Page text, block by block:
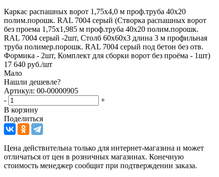
Каркас распашных ворот 1,75х4,0 м проф.труба 40х20
полим.порошк. RAL 7004 серый (Створка распашных ворот
без проема 1,75х1,985 м проф.труба 40х20 полим.порошк.
RAL 7004 серый -2шт, Столб 60х60х3 длина 3 м профильная
труба полимер.порошк. RAL 7004 серый под бетон без отв.
Формика - 2шт, Комплект для сборки ворот без проёма - 1шт)
17 640 руб./шт
Мало
Нашли дешевле?
Артикул: 00-00000905
-
+
В корзину
Поделиться
Цена действительна только для интернет-магазина и может
отличаться от цен в розничных магазинах. Конечную
стоимость менеджер сообщит при подтверждении заказа.